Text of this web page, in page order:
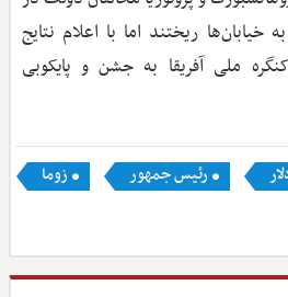
ریختند اما با اعلام نتایج
ملی آفریقا به جشن و پایکوبی
رئیس جمهور
زوما